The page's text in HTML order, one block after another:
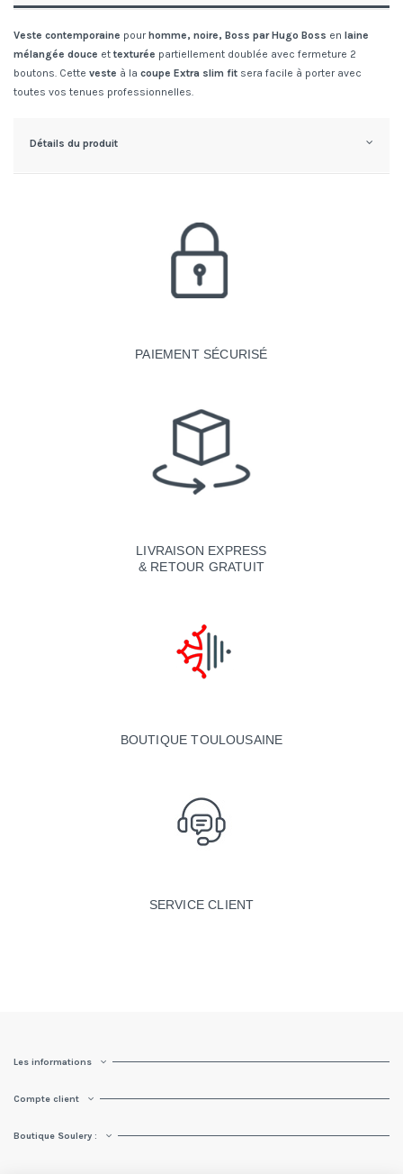
Veste contemporaine pourhomme, noire, Boss par Hugo Boss en laine
mélangée douce et texturée partiellement doublée avec fermeture 2
boutons. Cette veste à la coupe Extra slim fit sera facile à porter avec
toutes vos tenues professionnelles.
Détails du produit
PAIEMENT SÉCURISÉ
LIVRAISON EXPRESS
& RETOUR GRATUIT
BOUTIQUE TOULOUSAINE
SERVICE CLIENT
Les informations
Compte client
Boutique Soulery :